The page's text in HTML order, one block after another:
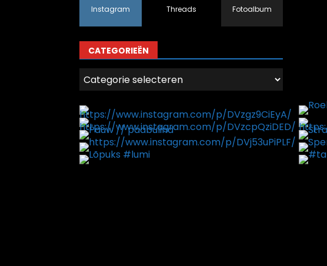
Instagram Threads Fotoalbum
CATEGORIEËN
Categorieën